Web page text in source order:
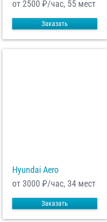
от 2500 ₽/час, 55 мест
Заказать
Hyundai Aero
от 3000 ₽/час, 34 мест
Заказать